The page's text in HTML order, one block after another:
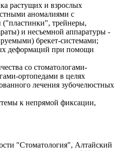
растущих и взрослых
аномалиями с
трейнеры,
и несъемной аппаратуры -
брекет-системами;
деформаций при помощи
со стоматологами-
ортопедами в целях
лечения зубочелюстных
к непрямой фиксации,
"Стоматология", Алтайский